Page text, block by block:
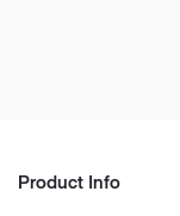
Product Info